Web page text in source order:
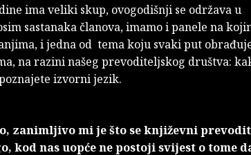
ima veliki skup, ovogodišnji se održava u
sastanaka članova, imamo i panele na
i jedna od tema koju svaki put
na razini našeg prevoditeljskog društva:
izvorni jezik.
zanimljivo mi je što se književni
kod nas uopće ne postoji svijest o tome